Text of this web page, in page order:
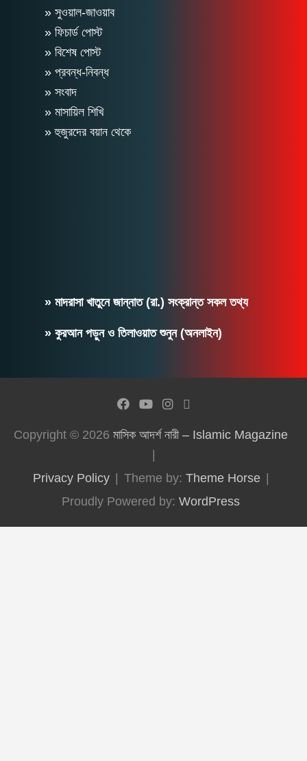
» সুওয়াল-জাওয়াব
» ফিচার্ড পোস্ট
» বিশেষ পোস্ট
» প্রবন্ধ-নিবন্ধ
» সংবাদ
» মাসায়িল শিখি
» হুজুরদের বয়ান থেকে
» মাদরাসা খাতুনে জান্নাত (রা.) সংক্রান্ত সকল তথ্য
» কুরআন পড়ুন ও তিলাওয়াত শুনুন (অনলাইন)
Copyright © 2026 মাসিক আদর্শ নারী – Islamic Magazine
Privacy Policy Theme by: Theme Horse
Proudly Powered by: WordPress